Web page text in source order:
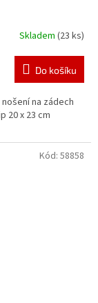
Skladem (23 ks)
Do košíku
na zádech
20 x 23 cm
Kód: 58858